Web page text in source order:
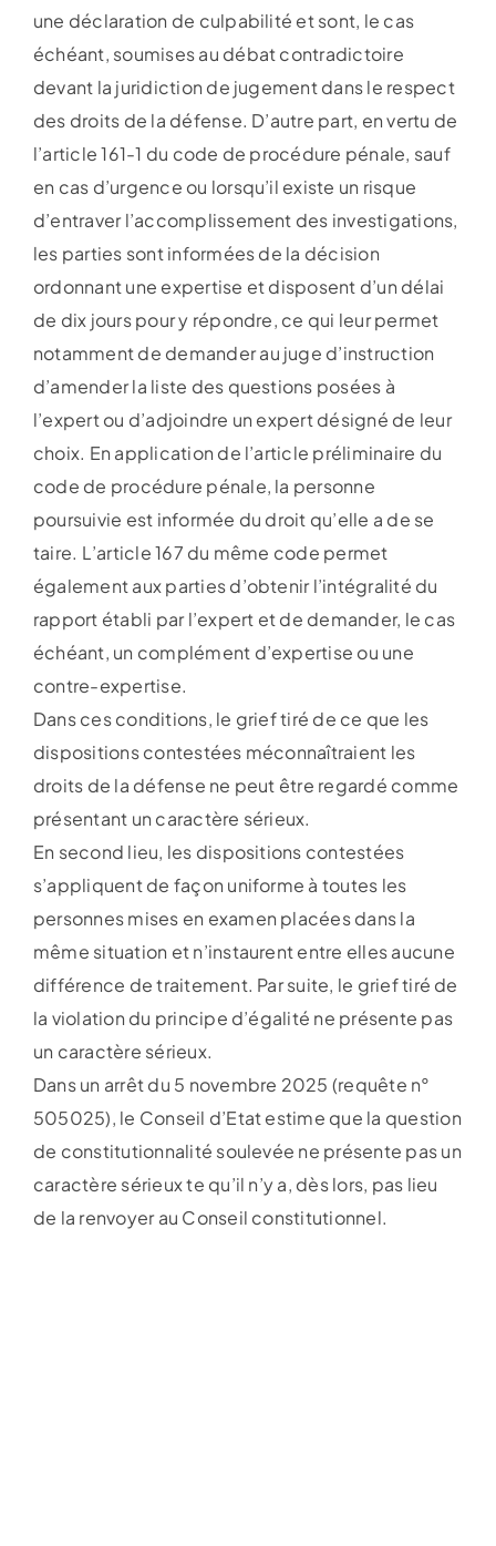
une déclaration de culpabilité et sont, le cas
échéant, soumises au débat contradictoire
devant la juridiction de jugement dans le respect
des droits de la défense. D’autre part, en vertu de
l’article 161-1 du code de procédure pénale, sauf
en cas d’urgence ou lorsqu’il existe un risque
d’entraver l’accomplissement des investigations,
les parties sont informées de la décision
ordonnant une expertise et disposent d’un délai
de dix jours pour y répondre, ce qui leur permet
notamment de demander au juge d’instruction
d’amender la liste des questions posées à
l’expert ou d’adjoindre un expert désigné de leur
choix. En application de l’article préliminaire du
code de procédure pénale, la personne
poursuivie est informée du droit qu’elle a de se
taire. L’article 167 du même code permet
également aux parties d’obtenir l’intégralité du
rapport établi par l’expert et de demander, le cas
échéant, un complément d’expertise ou une
contre-expertise.
Dans ces conditions, le grief tiré de ce que les
dispositions contestées méconnaîtraient les
droits de la défense ne peut être regardé comme
présentant un caractère sérieux.
En second lieu, les dispositions contestées
s’appliquent de façon uniforme à toutes les
personnes mises en examen placées dans la
même situation et n’instaurent entre elles aucune
différence de traitement. Par suite, le grief tiré de
la violation du principe d’égalité ne présente pas
un caractère sérieux.
Dans un arrêt du 5 novembre 2025 (requête n°
505025), le Conseil d’Etat estime que la question
de constitutionnalité soulevée ne présente pas un
caractère sérieux te qu’il n’y a, dès lors, pas lieu
de la renvoyer au Conseil constitutionnel.